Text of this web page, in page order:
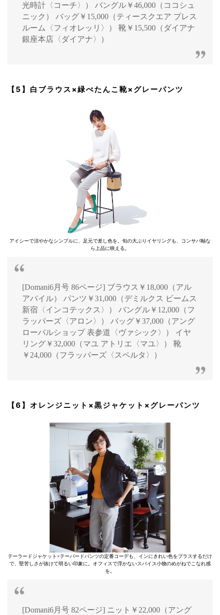
光時計〈コーチ〉） バングル￥46,000（ココシュ
ニック） バッグ￥15,000（ティースクエア プレス
ルーム〈フィオレッリ〉） 靴￥15,500（ダイアナ
銀座本店〈ダイアナ〉）
【5】白ブラウス×緑ぺたんこ靴×グレーパンツ
アイシーで涼やかなシンプルに、足元で差し色を。旬の大ぶりイヤリングも、コンサバ軸な
ら上品に映える。
[Domani6月号 86ページ] ブラウス￥18,000（アル
アバイル） パンツ￥31,000（デミルクス ビームス
新宿〈インコテックス〉） バングル￥12,000（フ
ラッパーズ〈アロン〉） バッグ￥37,000（アング
ローバルショップ 表参道〈ヴァシック〉） イヤ
リング￥32,000（マユ アトリエ〈マユ〉） 靴
￥24,000（フラッパーズ〈スペルタ〉）
【6】オレンジニット×黒ジャケット×グレーパンツ
テーラードジャケット×テーパードパンツの定番コーデも、インにきれい色をプラスするだけ
で、堅苦しさが抜けて明るい印象に。オフィスで浮かないスパイス小物のめがねでこなれ感
を。
[Domani6月号 82ページ] ニット￥22,000（アング